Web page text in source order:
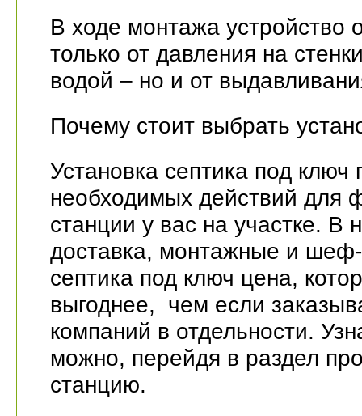
В ходе монтажа устройство
только от давления на
водой – но и от
Почему стоит выбрать
Установка септика под
необходимых действий для
станции у вас на участке. В
доставка, монтажные и
септика под ключ цена,
выгоднее, чем если
компаний в отдельности.
можно, перейдя в раздел
станцию.